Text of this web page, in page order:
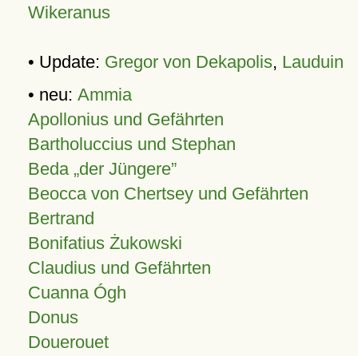
Wikeranus
• Update: Gregor von Dekapolis, Lauduin
• neu: Ammia
Apollonius und Gefährten
Bartholuccius und Stephan
Beda „der Jüngere”
Beocca von Chertsey und Gefährten
Bertrand
Bonifatius Żukowski
Claudius und Gefährten
Cuanna Ógh
Donus
Douerouet